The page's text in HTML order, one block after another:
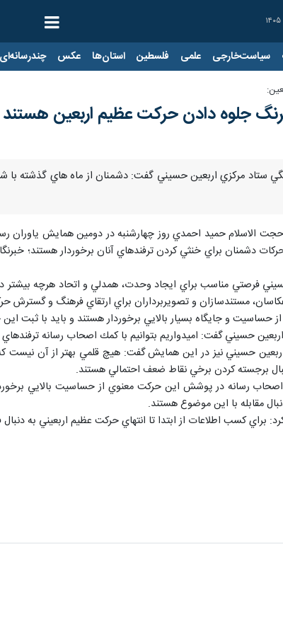
سیاست‌خارجی علمی فلسطین استان‌ها عکس چندرسانه‌ای
جلوه دادن حركت عظيم اربعين هستند
ستاد مركزي اربعين حسيني گفت: دشمنان از ماه هاي گذشته
حجت الاسلام حميد احمدي روز چهارشنبه در دومين همايش
حركات دشمنان براي خنثي كردن ترفندهاي آنان برخوردار
فرصتي مناسب براي ايجاد وحدت، همدلي و اتحاد هرچه بيشتر
مستندسازان و تصويربرداران براي ارتقاي فرهنگ و گسترش
حساسيت و جايگاه بسيار بالايي برخوردار هستند و بايد با ثبت
حسيني گفت: اميدواريم بتوانيم با كمك اصحاب رسانه
اربعين حسيني نيز در اين همايش گفت: هيچ قلمي بهتر از آن
برجسته كردن برخي نقاط ضعف احتمالي هستند.
رسانه در پوشش اين حركت معنوي از حساسيت بالايي
مقابله با اين موضوع هستند.
براي كسب اطلاعات از ابتدا تا انتهاي حركت عظيم اربعيني به